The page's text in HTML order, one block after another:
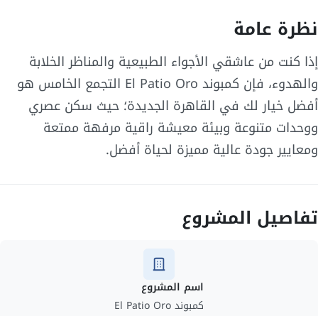
نظرة عامة
إذا كنت من عاشقي الأجواء الطبيعية والمناظر الخلابة
والهدوء، فإن كمبوند El Patio Oro التجمع الخامس هو
أفضل خيار لك في القاهرة الجديدة؛ حيث سكن عصري
ووحدات متنوعة وبيئة معيشة راقية مرفهة ممتعة
ومعايير جودة عالية مميزة لحياة أفضل.
تفاصيل المشروع
اسم المشروع
كمبوند El Patio Oro